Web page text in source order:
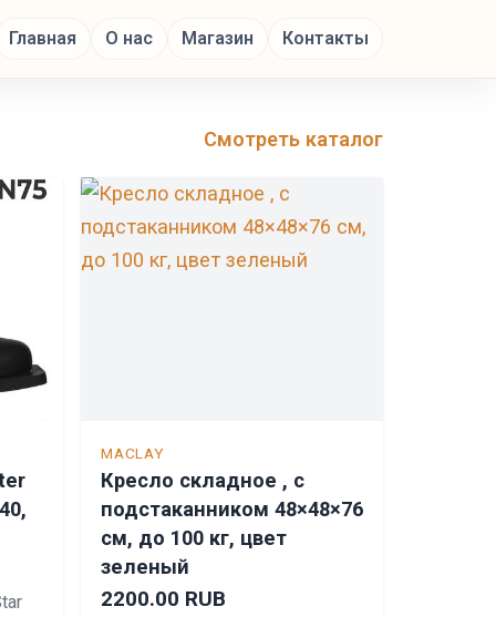
Главная О нас Магазин Контакты
Смотреть каталог
MACLAY
Кресло складное , с
подстаканником 48×48×76
см, до 100 кг, цвет
зеленый
2200.00 RUB